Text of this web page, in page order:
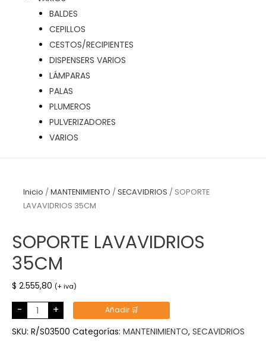
BALDES
CEPILLOS
CESTOS/RECIPIENTES
DISPENSERS VARIOS
LÁMPARAS
PALAS
PLUMEROS
PULVERIZADORES
VARIOS
Inicio /MANTENIMIENTO /SECAVIDRIOS / SOPORTE
LAVAVIDRIOS 35CM
SOPORTE LAVAVIDRIOS
35CM
$ 2.555,80 (+ iva)
- SOPORTE
LAVAVIDRIOS
35CM
cantidad
+ Añadir 🛒
SKU: R/S03500 Categorías: MANTENIMIENTO, SECAVIDRIOS